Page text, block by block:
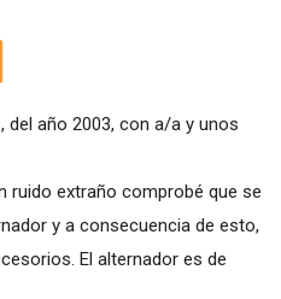
del año 2003, con a/a y unos
ruido extraño comprobé que se
y a consecuencia de esto,
El alternador es de